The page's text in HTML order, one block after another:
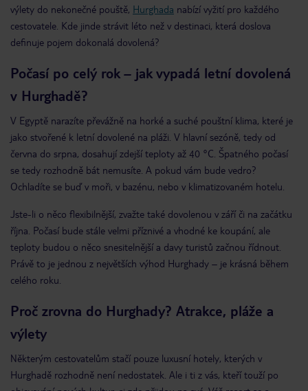
výlety do nekonečné pouště, Hurghada nabízí vyžití pro každého
cestovatele. Kde jinde strávit léto než v destinaci, která doslova
definuje pojem dokonalá dovolená?
Počasí po celý rok – jak vypadá letní dovolená
v Hurghadě?
V Egyptě narazíte převážně na horké a suché pouštní klima, které je
jako stvořené k letní dovolené na pláži. V hlavní sezóně, tedy od
června do srpna, dosahují zdejší teploty až 40 °C. Špatného počasí
se tedy rozhodně bát nemusíte. A pokud vám bude vedro?
Ochladíte se buď v moři, v bazénu, nebo v klimatizovaném hotelu.
Jste-li o něco flexibilnější, zvažte také dovolenou v září či na začátku
října. Počasí bude stále velmi příznivé a vhodné ke koupání, ale
teploty budou o něco snesitelnější a davy turistů začnou řídnout.
Právě to je jednou z největších výhod Hurghady – je krásná během
celého roku.
Proč zrovna do Hurghady? Atrakce, pláže a
výlety
Některým cestovatelům stačí pouze luxusní hotely, kterých v
Hurghadě rozhodně není nedostatek. Ale i ti z vás, kteří touží po